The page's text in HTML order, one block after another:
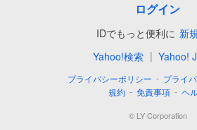
ログイン
IDでもっと便利に 新
Yahoo!検索 | Yahoo!
プライバシーポリシー - プライ
規約 - 免責事項 - ヘ
© LY Corporation